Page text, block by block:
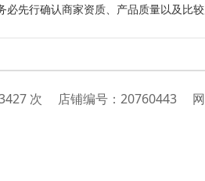
必先行确认商家资质、产品质量以及比
次 店铺编号： 20760443